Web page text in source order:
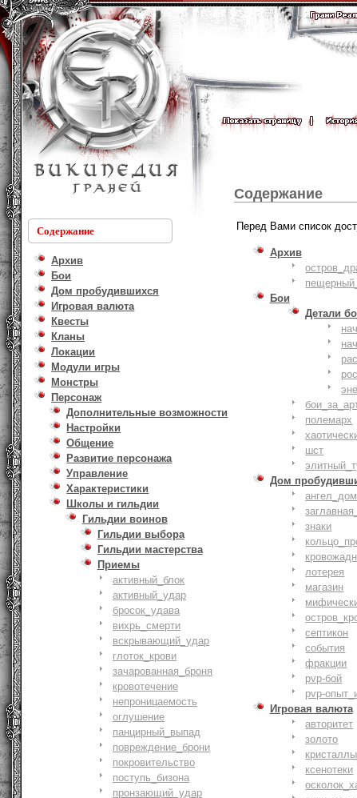
Содержание
Архив
Бои
Дом пробудившихся
Игровая валюта
Квесты
Кланы
Локации
Модули игры
Монстры
Персонаж
Дополнительные возможности
Настройки
Общение
Развитие персонажа
Управление
Характеристики
Школы и гильдии
Гильдии воинов
Гильдии выбора
Гильдии мастерства
Приемы
активный_блок
активный_удар
бросок_удава
вихрь_смерти
вскрывающий_удар
глоток_крови
зачарованная_броня
кровотечение
непроницаемость
оглушение
панцирный_выпад
повреждение_брони
покровительство
поступь_бизона
пронзающий_удар
Содержание
Перед Вами список
Архив
Бои
Детали
полемарх
шст
Дом
знаки
лотерея
магазин
септикон
события
фракции
pvp-бой
pvp-
Игровая валюта
авторитет
золото
ксенотеки